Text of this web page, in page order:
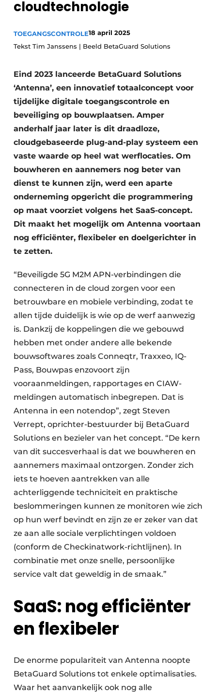
Vacature aanmelden
Video’s
Bedrijven
Bedrijven
Contact
Beton & Staalbouw
BIM
Evenementen
Dak & Gevel
Houtbouw
Interieurarchitectuur
Keukens
Renovatie
Toegangscontrole
Zonwering
cloudtechnologie
TOEGANGSCONTROLE18 april 2025
Tekst Tim Janssens | Beeld BetaGuard Solutions
Eind 2023 lanceerde BetaGuard Solutions
‘Antenna’, een innovatief totaalconcept voor
tijdelijke digitale toegangscontrole en
beveiliging op bouwplaatsen. Amper
anderhalf jaar later is dit draadloze,
cloudgebaseerde plug-and-play systeem een
vaste waarde op heel wat werflocaties. Om
bouwheren en aannemers nog beter van
dienst te kunnen zijn, werd een aparte
onderneming opgericht die programmering
op maat voorziet volgens het SaaS-concept.
Dit maakt het mogelijk om Antenna voortaan
nog efficiënter, flexibeler en doelgerichter in
te zetten.
“Beveiligde 5G M2M APN-verbindingen die
connecteren in de cloud zorgen voor een
betrouwbare en mobiele verbinding, zodat te
allen tijde duidelijk is wie op de werf aanwezig
is. Dankzij de koppelingen die we gebouwd
hebben met onder andere alle bekende
bouwsoftwares zoals Conneqtr, Traxxeo, IQ-
Pass, Bouwpas enzovoort zijn
vooraanmeldingen, rapportages en CIAW-
meldingen automatisch inbegrepen. Dat is
Antenna in een notendop”, zegt Steven
Verrept, oprichter-bestuurder bij BetaGuard
Solutions en bezieler van het concept. “De kern
van dit succesverhaal is dat we bouwheren en
aannemers maximaal ontzorgen. Zonder zich
iets te hoeven aantrekken van alle
achterliggende techniciteit en praktische
beslommeringen kunnen ze monitoren wie zich
op hun werf bevindt en zijn ze er zeker van dat
ze aan alle sociale verplichtingen voldoen
(conform de Checkinatwork-richtlijnen). In
combinatie met onze snelle, persoonlijke
service valt dat geweldig in de smaak.”
SaaS: nog efficiënter
en flexibeler
De enorme populariteit van Antenna noopte
BetaGuard Solutions tot enkele optimalisaties.
Waar het aanvankelijk ook nog alle